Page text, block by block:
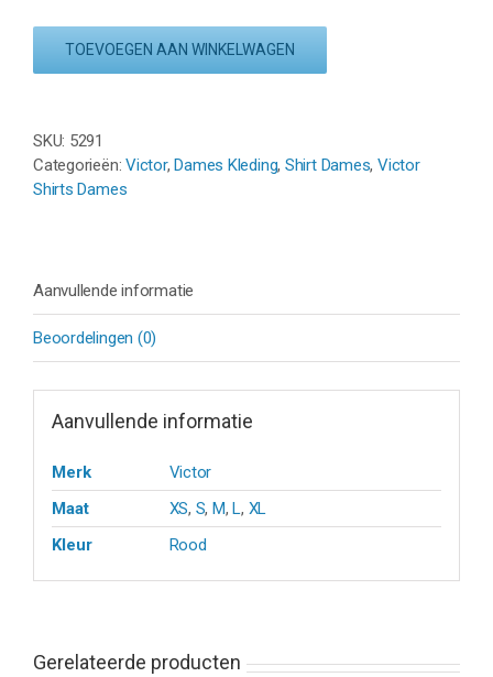
T-
aantal
TOEVOEGEN AAN WINKELWAGEN
SKU: 5291
Categorieën:Victor,Dames Kleding, Shirt Dames,Victor
Shirts Dames
Aanvullende informatie
Beoordelingen (0)
Aanvullende informatie
Merk
Victor
Maat
XS, S, M,L, XL
Kleur
Rood
Gerelateerde producten